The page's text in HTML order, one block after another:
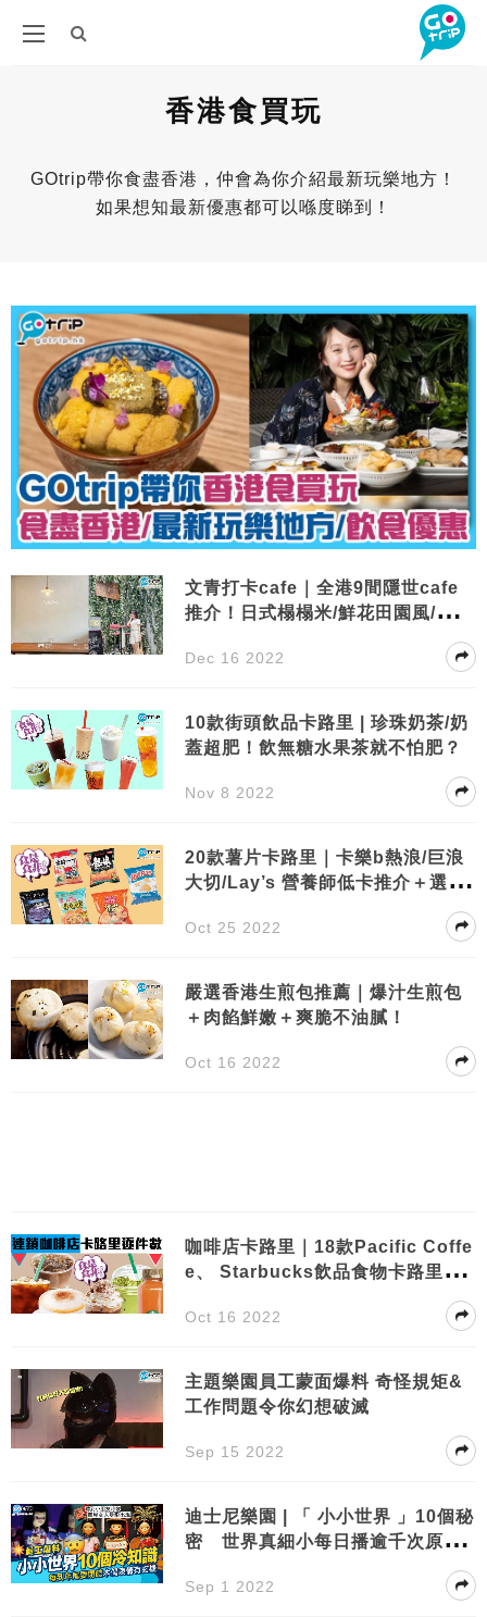
香港食買玩
GOtrip帶你食盡香港，仲會為你介紹最新玩樂地方！
如果想知最新優惠都可以喺度睇到！
文青打卡cafe｜全港9間隱世cafe
推介！日式榻榻米/鮮花田園風/復古
Dec 16 2022
10款街頭飲品卡路里 | 珍珠奶茶/奶
蓋超肥！飲無糖水果茶就不怕肥？
Nov 8 2022
20款薯片卡路里｜卡樂b熱浪/巨浪
大切/Lay’s 營養師低卡推介＋選購
Oct 25 2022
嚴選香港生煎包推薦｜爆汁生煎包
＋肉餡鮮嫩＋爽脆不油膩！
Oct 16 2022
咖啡店卡路里｜18款Pacific Coffe
e、 Starbucks飲品食物卡路里逐
Oct 16 2022
主題樂園員工蒙面爆料 奇怪規矩&
工作問題令你幻想破滅
Sep 15 2022
迪士尼樂園 | 「 小小世界 」10個秘
密 世界真細小每日播逾千次原來
Sep 1 2022